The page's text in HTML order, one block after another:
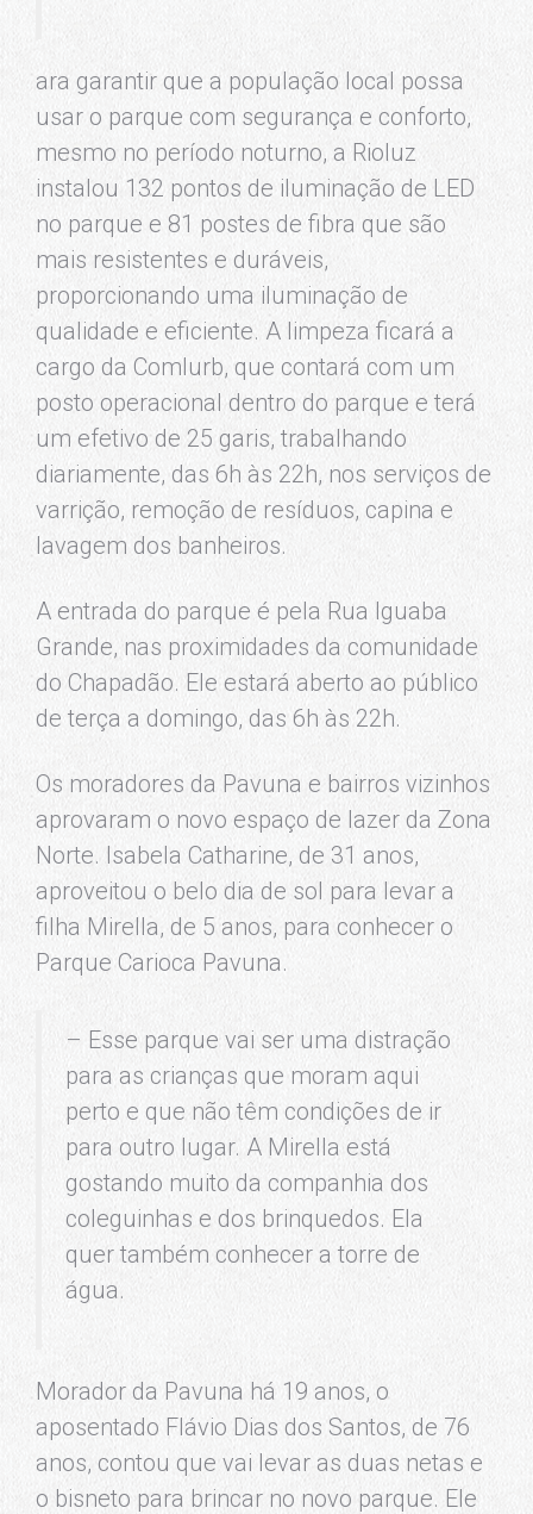
ara garantir que a população local possa
usar o parque com segurança e conforto,
mesmo no período noturno, a Rioluz
instalou 132 pontos de iluminação de LED
no parque e 81 postes de fibra que são
mais resistentes e duráveis,
proporcionando uma iluminação de
qualidade e eficiente. A limpeza ficará a
cargo da Comlurb, que contará com um
posto operacional dentro do parque e terá
um efetivo de 25 garis, trabalhando
diariamente, das 6h às 22h, nos serviços de
varrição, remoção de resíduos, capina e
lavagem dos banheiros.
A entrada do parque é pela Rua Iguaba
Grande, nas proximidades da comunidade
do Chapadão. Ele estará aberto ao público
de terça a domingo, das 6h às 22h.
Os moradores da Pavuna e bairros vizinhos
aprovaram o novo espaço de lazer da Zona
Norte. Isabela Catharine, de 31 anos,
aproveitou o belo dia de sol para levar a
filha Mirella, de 5 anos, para conhecer o
Parque Carioca Pavuna.
– Esse parque vai ser uma distração
para as crianças que moram aqui
perto e que não têm condições de ir
para outro lugar. A Mirella está
gostando muito da companhia dos
coleguinhas e dos brinquedos. Ela
quer também conhecer a torre de
água.
Morador da Pavuna há 19 anos, o
aposentado Flávio Dias dos Santos, de 76
anos, contou que vai levar as duas netas e
o bisneto para brincar no novo parque. Ele